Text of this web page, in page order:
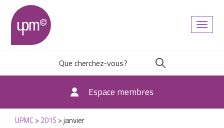
Espace membres
UPMC> 2015 >janvier